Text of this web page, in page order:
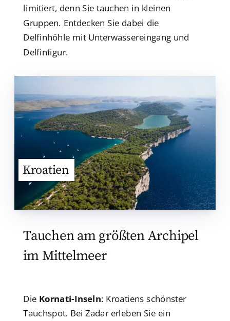
limitiert, denn Sie tauchen in kleinen
Gruppen. Entdecken Sie dabei die
Delfinhöhle mit Unterwassereingang und
Delfinfigur.
Kroatien
Tauchen am größten Archipel
im Mittelmeer
Die Kornati-Inseln: Kroatiens schönster
Tauchspot. Bei Zadar erleben Sie ein